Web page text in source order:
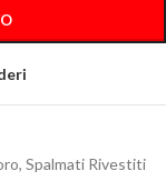
, Spalmati Rivestiti